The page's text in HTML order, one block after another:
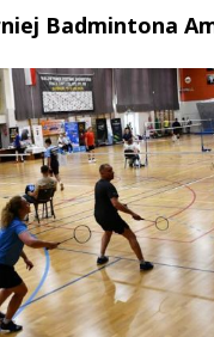
Badmintona